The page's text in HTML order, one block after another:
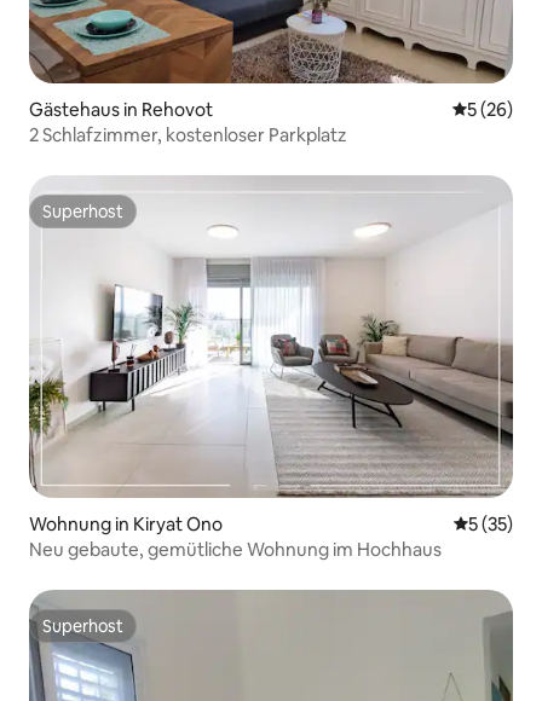
Gästehaus in Rehovot
5 (26)
2 Schlafzimmer, kostenloser Parkplatz
Superhost
Superhost
Wohnung in Kiryat Ono
5 (35)
Neu gebaute, gemütliche Wohnung im Hochhaus
Superhost
Superhost